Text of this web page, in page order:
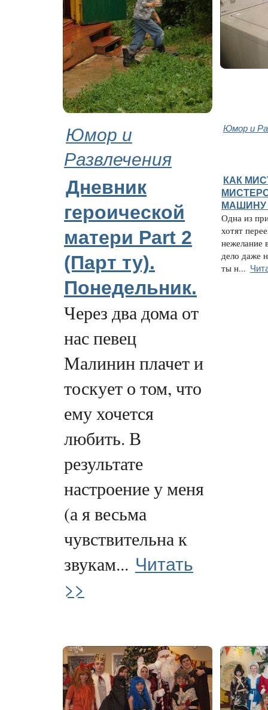
Юмор и
Развлечения
Юмор и
Дневник
героической
матери Part 2
(Парт ту).
Понедельник.
Через два дома от
нас певец
Малинин плачет и
тоскует о том, что
ему хочется
любить. В
результате
настроение у меня
(а я весьма
чувствительна к
звукам... Читать
>>
КАК
МАШИНУ
Одна из
хотят
нежелание
дело даже
ты н...